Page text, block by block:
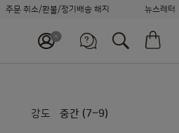
주문 취소/환불/정기배송 해지 뉴스레터
가장 적합한 시스템을 찾아보세요
강도 중간 (7~9)